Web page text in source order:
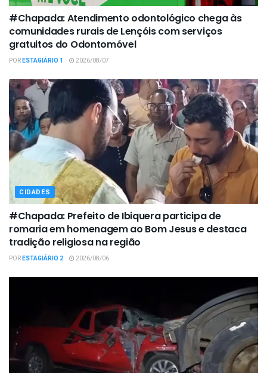
#Chapada: Atendimento odontológico chega às
comunidades rurais de Lençóis com serviços
gratuitos do Odontomóvel
PORESTAGIÁRIO 1 2026/08/07
CIDADES
#Chapada: Prefeito de Ibiquera participa de
romaria em homenagem ao Bom Jesus e destaca
tradição religiosa na região
PORESTAGIÁRIO 2 2026/08/06